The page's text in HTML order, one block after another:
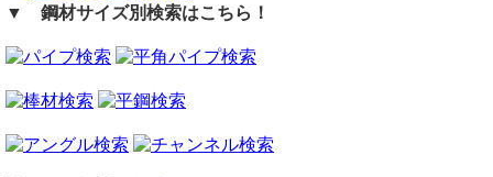
商品購入は自動計算フォームに必要寸法・数量等を入力し、
試算結果を確認後、買い物カートに追加して注文フォームへ
とお進みください。
ご注文メール返信にて送料・振込先等をご連絡いたします。
う品の場合は、メールフォーム（見積依頼・注文依頼）より
見積依頼
在庫処分品でなるべく揃えたいのですが、無いものは通常品で大丈夫
幅100×t12×長さ1000mm 2本
▼ 鋼材サイズ別検索はこちら！